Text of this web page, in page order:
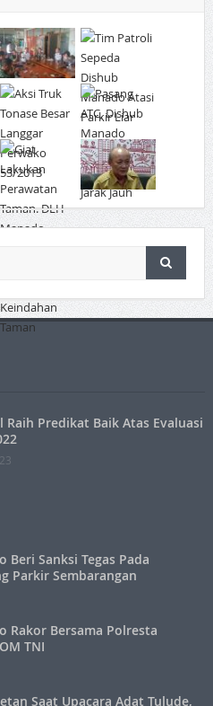
Raih Predikat Baik Atas Evaluasi
Beri Sanksi Tegas Pada
Parkir Sembarangan
Rakor Bersama Polresta
TNI
Saat Upacara Adat Tulude,